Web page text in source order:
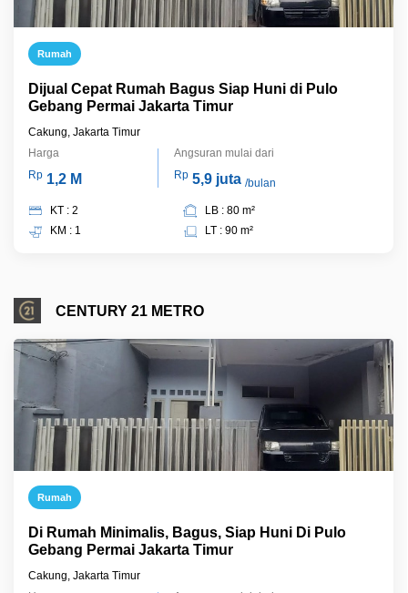
Rumah
Dijual Cepat Rumah Bagus Siap Huni di Pulo
Gebang Permai Jakarta Timur
Cakung, Jakarta Timur
Harga
Rp 1,2 M
Angsuran mulai dari
Rp 5,9 juta /bulan
KT : 2
KM : 1
LB : 80 m²
LT : 90 m²
CENTURY 21 METRO
Rumah
Di Rumah Minimalis, Bagus, Siap Huni Di Pulo
Gebang Permai Jakarta Timur
Cakung, Jakarta Timur